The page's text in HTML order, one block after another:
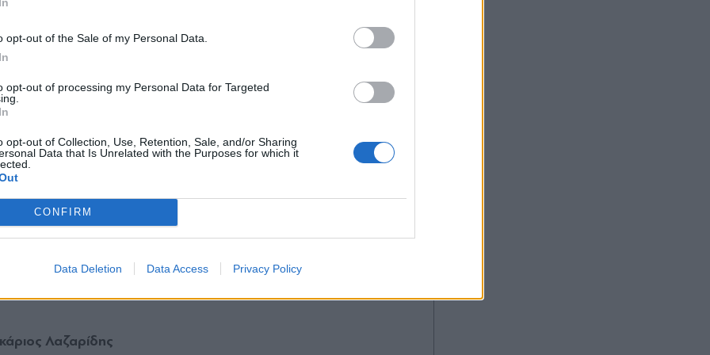
opt-out of the Sale of my Personal Data.
opt-out of processing my Personal Data for Targeted
opt-out of Collection, Use, Retention, Sale, and/or Sharing
Data that Is Unrelated with the Purposes for which it
CONFIRM
Data Deletion Data Access Privacy Policy
να κάνουν µε την πολιτική φυσιογνωµία της Ν∆, µε
εν όψει των επόµενων εθνικών εκλογών.
ο υπουργός Δένδιας δείχνει ολίγον
και στελέχη που απηχούν τις θέσεις του
κατά το αμέσως προσεχές διάστημα να σηκώσει το
αποκλείεται ο υπουργός Άμυνας να εξετάζει σοβαρά το
όλης της ύλης, ύστερα από καιρό.
Λαζαρίδης
Αποδέχομαι τουςόρους χρήσης